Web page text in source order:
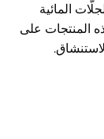
المائية
المنتجات على